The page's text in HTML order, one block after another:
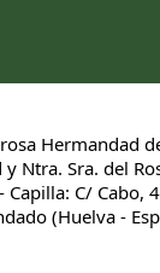
Hermandad
y Ntra. Sra. del
C/ Cabo,
(Huelva -